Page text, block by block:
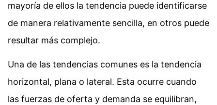
mayoría de ellos la tendencia puede identificarse
de manera relativamente sencilla, en otros puede
resultar más complejo.
Una de las tendencias comunes es la tendencia
horizontal, plana o lateral. Esta ocurre cuando
las fuerzas de oferta y demanda se equilibran,